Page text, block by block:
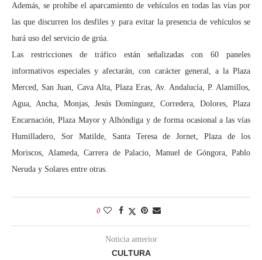
Además, se prohíbe el aparcamiento de vehículos en todas las vías por
las que discurren los desfiles y para evitar la presencia de vehículos se
hará uso del servicio de grúa.
Las restricciones de tráfico están señalizadas con 60 paneles
informativos especiales y afectarán, con carácter general, a la Plaza
Merced, San Juan, Cava Alta, Plaza Eras, Av. Andalucía, P. Alamillos,
Agua, Ancha, Monjas, Jesús Domínguez, Corredera, Dolores, Plaza
Encarnación, Plaza Mayor y Alhóndiga y de forma ocasional a las vías
Humilladero, Sor Matilde, Santa Teresa de Jornet, Plaza de los
Moriscos, Alameda, Carrera de Palacio, Manuel de Góngora, Pablo
Neruda y Solares entre otras.
0
Noticia anterior
CULTURA